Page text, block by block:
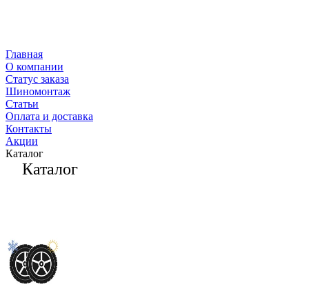
Главная
О компании
Статус заказа
Шиномонтаж
Статьи
Оплата и доставка
Контакты
Акции
Каталог
Каталог